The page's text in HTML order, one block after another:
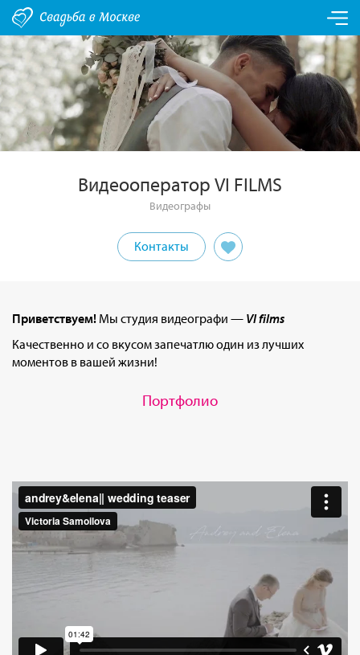
Видеооператор VI FILMS
Видеографы
Контакты
Приветствуем! Мы студия видеографи — VI films
Качественно и со вкусом запечатлю один из лучших
моментов в вашей жизни!
Портфолио